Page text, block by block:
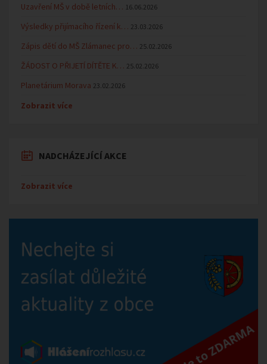
Uzavření MŠ v době letních… 16.06.2026
Výsledky přijímacího řízení k… 23.03.2026
Zápis dětí do MŠ Zlámanec pro… 25.02.2026
ŽÁDOST O PŘIJETÍ DÍTĚTE K… 25.02.2026
Planetárium Morava 23.02.2026
Zobrazit více
NADCHÁZEJÍCÍ AKCE
Zobrazit více